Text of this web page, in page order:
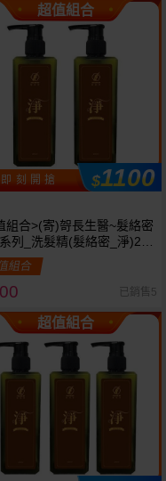
超值組合
即 刻 開 搶 $1100
組合>(寄)哿長生醫~髮絡密
列_洗髮精(髮絡密_淨)2入
合款
組合
已銷售5
超值組合